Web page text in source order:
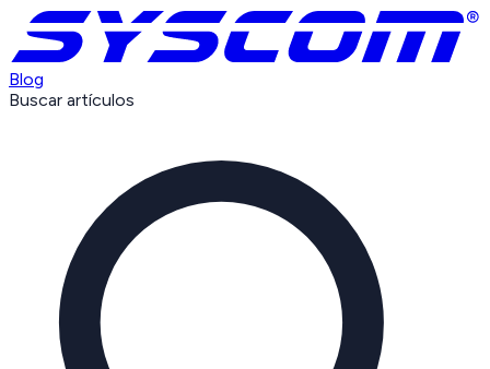
Blog
Buscar artículos